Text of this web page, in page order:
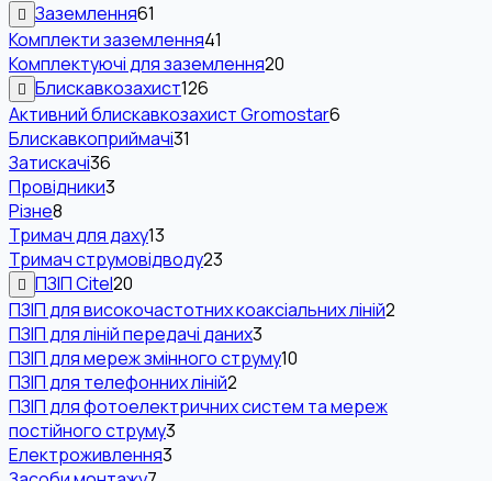
Заземлення61
Комплекти заземлення41
Комплектуючі для заземлення20
Блискавкозахист126
Активний блискавкозахист Gromostar6
Блискавкоприймачі31
Затискачі36
Провідники3
Різне8
Тримач для даху13
Тримач струмовідводу23
ПЗІП Citel20
ПЗІП для високочастотних коаксіальних ліній2
ПЗІП для ліній передачі даних3
ПЗІП для мереж змінного струму10
ПЗІП для телефонних ліній2
ПЗІП для фотоелектричних систем та мереж
постійного струму3
Електроживлення3